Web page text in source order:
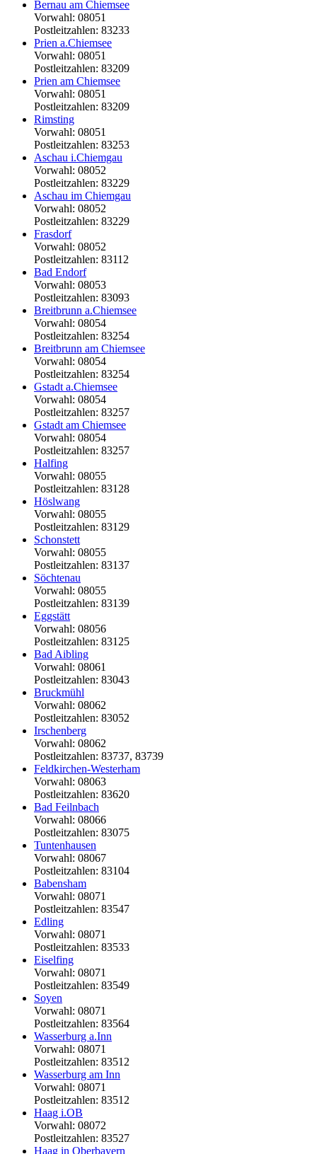
Bernau am Chiemsee
Vorwahl: 08051
Postleitzahlen: 83233
Prien a.Chiemsee
Vorwahl: 08051
Postleitzahlen: 83209
Prien am Chiemsee
Vorwahl: 08051
Postleitzahlen: 83209
Rimsting
Vorwahl: 08051
Postleitzahlen: 83253
Aschau i.Chiemgau
Vorwahl: 08052
Postleitzahlen: 83229
Aschau im Chiemgau
Vorwahl: 08052
Postleitzahlen: 83229
Frasdorf
Vorwahl: 08052
Postleitzahlen: 83112
Bad Endorf
Vorwahl: 08053
Postleitzahlen: 83093
Breitbrunn a.Chiemsee
Vorwahl: 08054
Postleitzahlen: 83254
Breitbrunn am Chiemsee
Vorwahl: 08054
Postleitzahlen: 83254
Gstadt a.Chiemsee
Vorwahl: 08054
Postleitzahlen: 83257
Gstadt am Chiemsee
Vorwahl: 08054
Postleitzahlen: 83257
Halfing
Vorwahl: 08055
Postleitzahlen: 83128
Höslwang
Vorwahl: 08055
Postleitzahlen: 83129
Schonstett
Vorwahl: 08055
Postleitzahlen: 83137
Söchtenau
Vorwahl: 08055
Postleitzahlen: 83139
Eggstätt
Vorwahl: 08056
Postleitzahlen: 83125
Bad Aibling
Vorwahl: 08061
Postleitzahlen: 83043
Bruckmühl
Vorwahl: 08062
Postleitzahlen: 83052
Irschenberg
Vorwahl: 08062
Postleitzahlen: 83737, 83739
Feldkirchen-Westerham
Vorwahl: 08063
Postleitzahlen: 83620
Bad Feilnbach
Vorwahl: 08066
Postleitzahlen: 83075
Tuntenhausen
Vorwahl: 08067
Postleitzahlen: 83104
Babensham
Vorwahl: 08071
Postleitzahlen: 83547
Edling
Vorwahl: 08071
Postleitzahlen: 83533
Eiselfing
Vorwahl: 08071
Postleitzahlen: 83549
Soyen
Vorwahl: 08071
Postleitzahlen: 83564
Wasserburg a.Inn
Vorwahl: 08071
Postleitzahlen: 83512
Wasserburg am Inn
Vorwahl: 08071
Postleitzahlen: 83512
Haag i.OB
Vorwahl: 08072
Postleitzahlen: 83527
Haag in Oberbayern